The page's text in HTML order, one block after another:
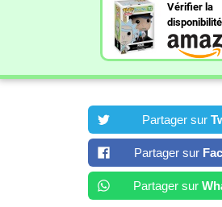
Vérifier la
Partager sur
Partager sur
Partager sur